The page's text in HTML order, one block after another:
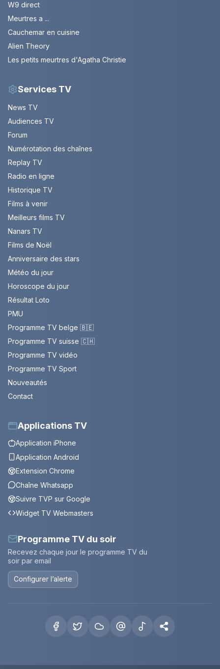
W9 direct
Meurtres a ...
Cauchemar en cuisine
Alien Theory
Les petits meurtres d'Agatha Christie
Services TV
News TV
Audiences TV
Forum
Numérotation des chaînes
Replay TV
Radio en ligne
Historique TV
Films à venir
Meilleurs films TV
Nanars TV
Films de Noël
Anniversaire des stars
Météo du jour
Horoscope du jour
Résultat Loto
PMU
Programme TV belge 🇧🇪
Programme TV suisse 🇨🇭
Programme TV vidéo
Programme TV Sport
Nouveautés
Contact
Applications TV
Application iPhone
Application Android
Extension Chrome
Chaîne Whatsapp
Suivre TVP sur Google
Widget TV Webmasters
Programme TV du soir
Recevez chaque jour le programme TV du
soir par email
Configurer l’alerte